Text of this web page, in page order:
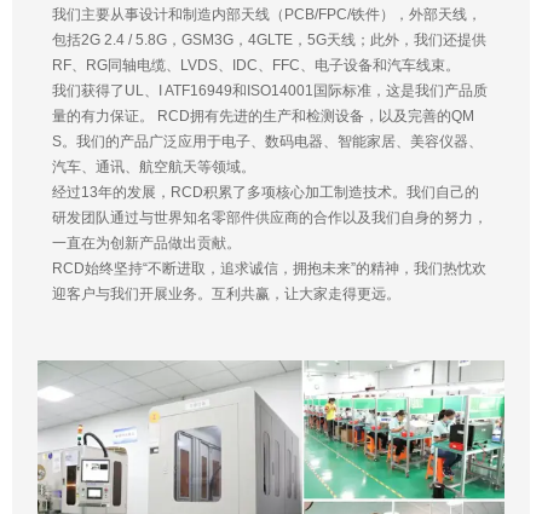
我们主要从事设计和制造内部天线（PCB/FPC/铁件），外部天线，
包括2G 2.4 / 5.8G，GSM3G，4GLTE，5G天线；此外，我们还提供
RF、RG同轴电缆、LVDS、IDC、FFC、电子设备和汽车线束。
我们获得了UL、I ATF16949和ISO14001国际标准，这是我们产品质
量的有力保证。 RCD拥有先进的生产和检测设备，以及完善的QM
S。我们的产品广泛应用于电子、数码电器、智能家居、美容仪器、
汽车、通讯、航空航天等领域。
经过13年的发展，RCD积累了多项核心加工制造技术。我们自己的
研发团队通过与世界知名零部件供应商的合作以及我们自身的努力，
一直在为创新产品做出贡献。
RCD始终坚持“不断进取，追求诚信，拥抱未来”的精神，我们热忱欢
迎客户与我们开展业务。互利共赢，让大家走得更远。